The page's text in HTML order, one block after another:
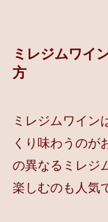
ミレジムワイ
方
ミレジムワイン
くり味わうのが
の異なるミレジ
楽しむのも人気